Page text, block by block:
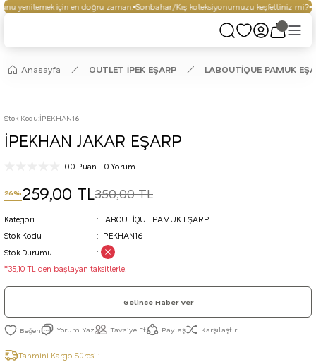
yenilemek için en doğru zaman. Sonbahar/Kış koleksiyonumuzu keşfettiniz mi?
Anasayfa OUTLET İPEK EŞARP LABOUTİQUE PAMUK
Stok Kodu:İPEKHAN16
İPEKHAN JAKAR EŞARP
0.0 Puan - 0 Yorum
26%259,00 TL350,00 TL
Kategori
LABOUTİQUE PAMUK EŞARP
Stok Kodu
İPEKHAN16
Stok Durumu
*35,10 TL den başlayan taksitlerle!
Gelince Haber Ver
Yorum Yaz Tavsiye Et Paylaş Karşılaştır
Tahmini Kargo Süresi :